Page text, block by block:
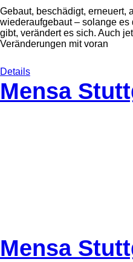
Gebaut, beschädigt, erneuert,
wiederaufgebaut – solange
gibt, verändert es sich. Auch
Veränderungen mit voran
Details
Mensa
Mensa